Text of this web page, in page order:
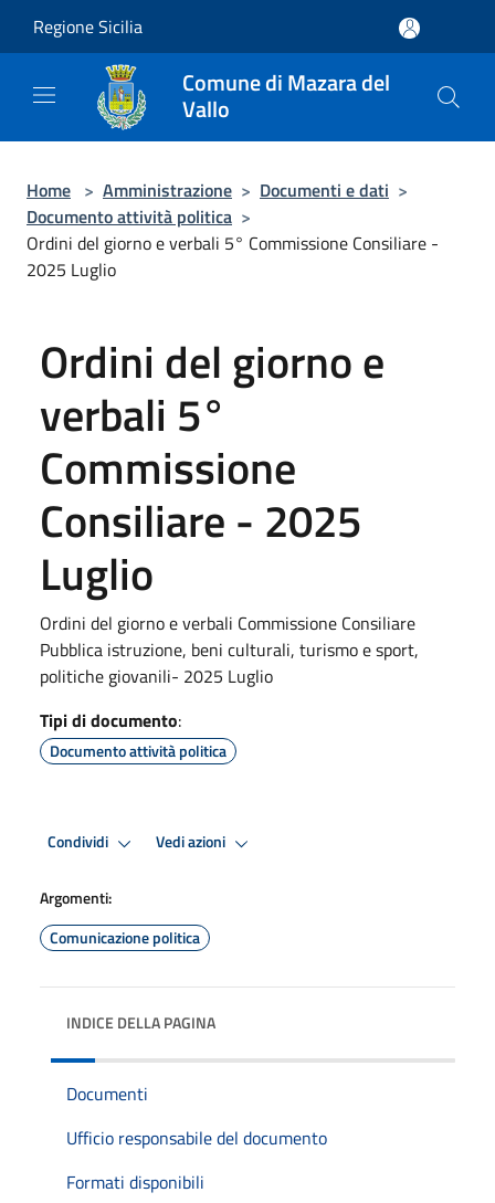
Regione Sicilia
Comune di Mazara del
Vallo
Home > Amministrazione > Documenti e dati >
Documento attività politica >
Ordini del giorno e verbali 5° Commissione Consiliare -
2025 Luglio
Ordini del giorno e
verbali 5°
Commissione
Consiliare - 2025
Luglio
Ordini del giorno e verbali Commissione Consiliare
Pubblica istruzione, beni culturali, turismo e sport,
politiche giovanili- 2025 Luglio
Tipi di documento:
Documento attività politica
Condividi Vedi azioni
Argomenti:
Comunicazione politica
INDICE DELLA PAGINA
Documenti
Ufficio responsabile del documento
Formati disponibili